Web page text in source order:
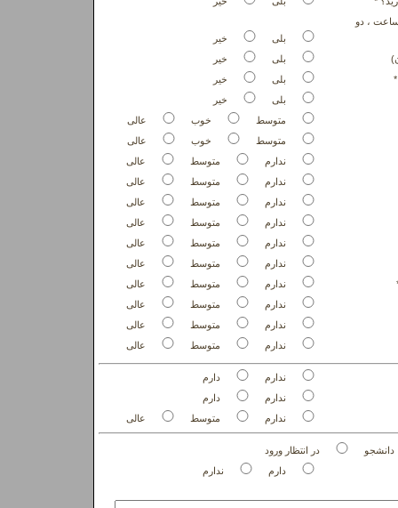
44 ساعت کار در هفته را دارید؟(روزی 8 ساعت ، دو
بلی
خیر
بلی
خیر
بلی
خیر
بلی
خیر
متوسط
خوب
عالی
متوسط
خوب
عالی
ندارم
متوسط
عالی
ندارم
متوسط
عالی
ندارم
متوسط
عالی
ندارم
متوسط
عالی
ندارم
متوسط
عالی
ندارم
متوسط
عالی
ندارم متوسط
عالی
ندارم
متوسط
عالی
ندارم
متوسط
عالی
ندارم
متوسط عالی
ندارم
دارم
ندارم
دارم
ندارم
متوسط عالی
دانشجو
در انتظار ورود
دارم
ندارم